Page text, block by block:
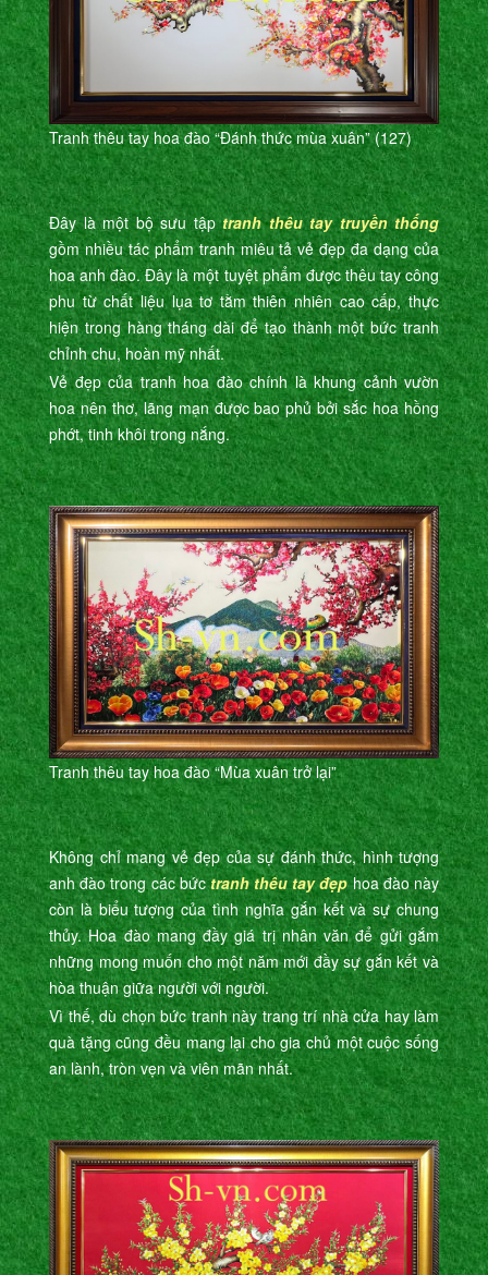
Tranh thêu tay hoa đào “Đánh thức mùa xuân” (127)
Đây là một bộ sưu tậptranh thêu tay truyền thống
gồm nhiều tác phẩm tranh miêu tả vẻ đẹp đa dạng của
hoa anh đào. Đây là một tuyệt phẩm được thêu tay công
phu từ chất liệu lụa tơ tằm thiên nhiên cao cấp, thực
hiện trong hàng tháng dài để tạo thành một bức tranh
chỉnh chu, hoàn mỹ nhất.
Vẻ đẹp của tranh hoa đào chính là khung cảnh vườn
hoa nên thơ, lãng mạn được bao phủ bởi sắc hoa hồng
phớt, tinh khôi trong nắng.
Tranh thêu tay hoa đào “Mùa xuân trở lại”
Không chỉ mang vẻ đẹp của sự đánh thức, hình tượng
anh đào trong các bứctranh thêu tay đẹphoa đào này
còn là biểu tượng của tình nghĩa gắn kết và sự chung
thủy. Hoa đào mang đầy giá trị nhân văn để gửi gắm
những mong muốn cho một năm mới đầy sự gắn kết và
hòa thuận giữa người với người.
Vì thế, dù chọn bức tranh này trang trí nhà cửa hay làm
quà tặng cũng đều mang lại cho gia chủ một cuộc sống
an lành, tròn vẹn và viên mãn nhất.